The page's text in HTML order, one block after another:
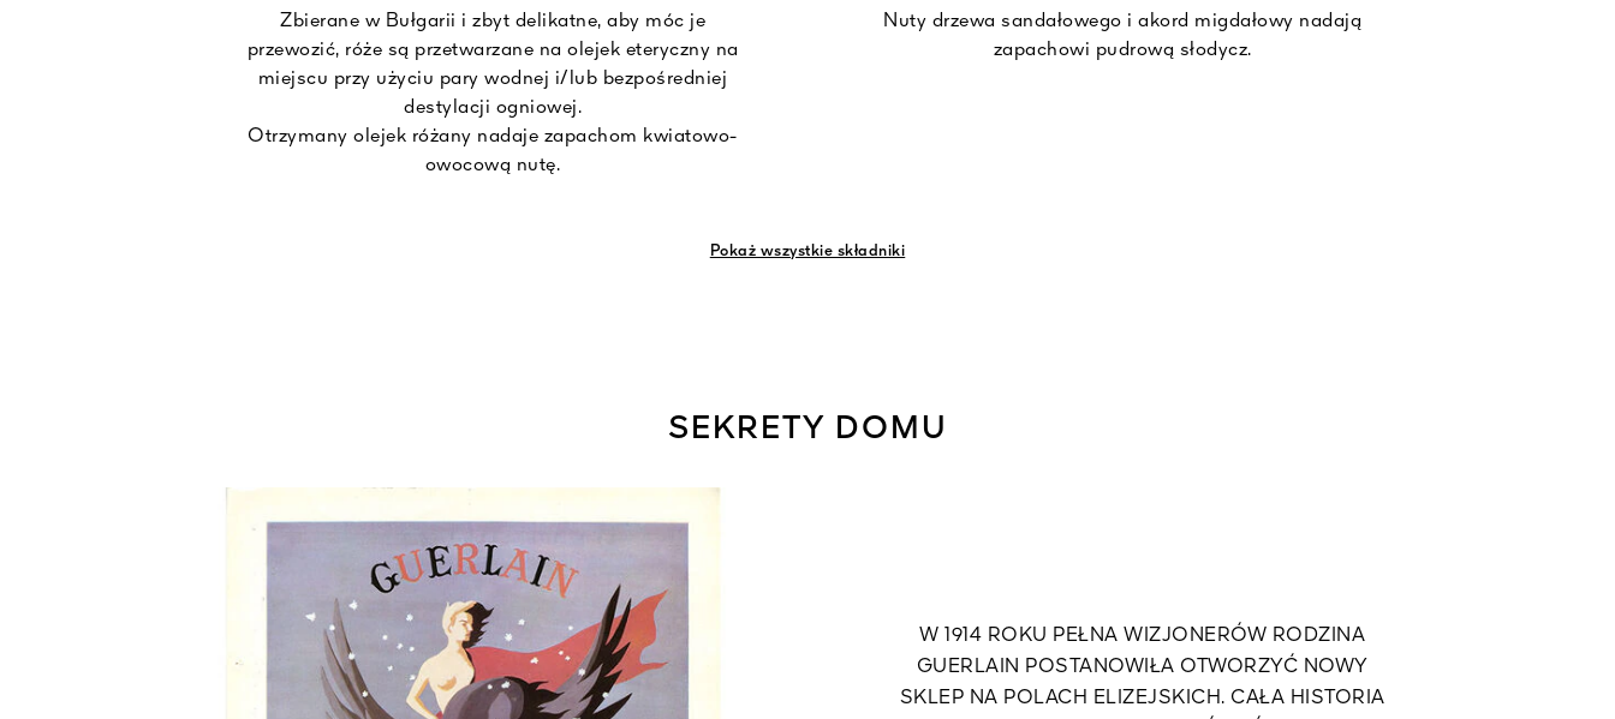
Zbierane w Bułgarii i zbyt delikatne, aby móc je
przewozić, róże są przetwarzane na olejek eteryczny na
miejscu przy użyciu pary wodnej i/lub bezpośredniej
destylacji ogniowej.
Otrzymany olejek różany nadaje zapachom kwiatowo-
owocową nutę.
Nuty drzewa sandałowego i akord migdałowy nadają
zapachowi pudrową słodycz.
Pokaż wszystkie składniki
SEKRETY DOMU
W 1914 ROKU PEŁNA WIZJONERÓW RODZINA
GUERLAIN POSTANOWIŁA OTWORZYĆ NOWY
SKLEP NA POLACH ELIZEJSKICH. CAŁA HISTORIA